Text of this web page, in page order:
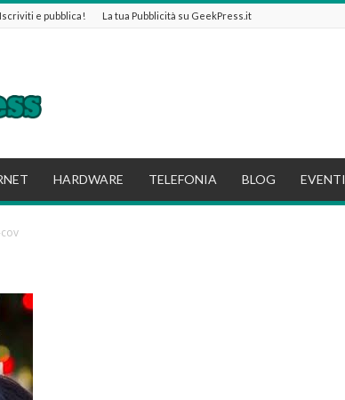
e pubblica! La tua Pubblicità su GeekPress.it
HARDWARE TELEFONIA BLOG EVENTI